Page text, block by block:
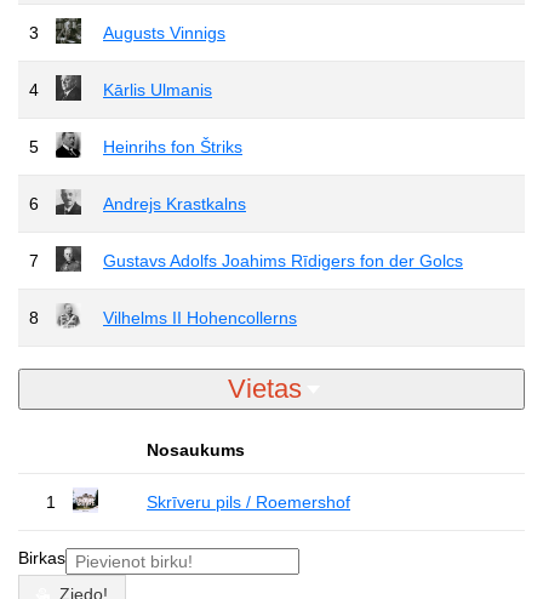
3 Augusts Vinnigs
4 Kārlis Ulmanis
5 Heinrihs fon Štriks
6 Andrejs Krastkalns
7 Gustavs Adolfs Joahims Rīdigers fon der Golcs
8 Vilhelms II Hohencollerns
Vietas
Nosaukums
1 Skrīveru pils / Roemershof
Birkas
Ziedo!